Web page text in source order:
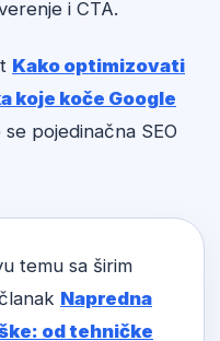
i CTA.
Kako optimizovati
koje koče Google
pojedinačna SEO
temu sa širim
Napredna
od tehničke